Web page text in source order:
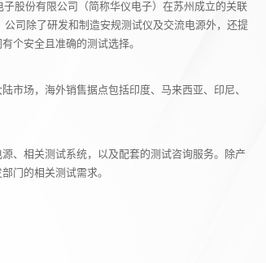
股份有限公司（简称华仪电子）在苏州成立的关联
司除了研发和制造安规测试仪及交流电源外，还提
个安全且准确的测试选择。
市场，海外销售据点包括印度、马来西亚、印尼、
、相关测试系统，以及配套的测试咨询服务。除产
门的相关测试需求。